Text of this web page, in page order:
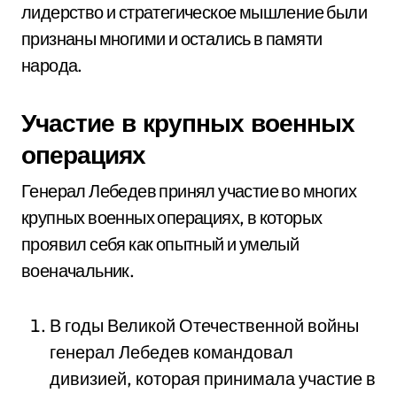
лидерство и стратегическое мышление были
признаны многими и остались в памяти
народа.
Участие в крупных военных
операциях
Генерал Лебедев принял участие во многих
крупных военных операциях, в которых
проявил себя как опытный и умелый
военачальник.
В годы Великой Отечественной войны
генерал Лебедев командовал
дивизией, которая принимала участие в